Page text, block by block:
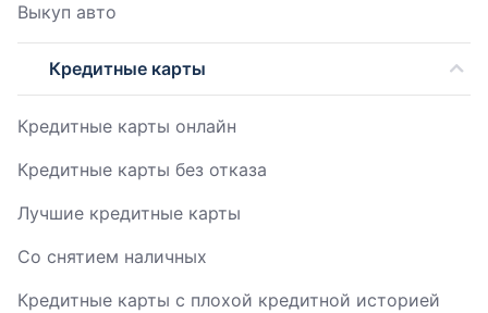
Выкуп авто
Кредитные карты
Кредитные карты онлайн
Кредитные карты без отказа
Лучшие кредитные карты
Со снятием наличных
Кредитные карты с плохой кредитной историей